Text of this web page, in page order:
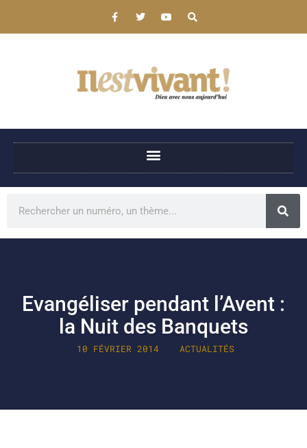
Evangéliser pendant l’Avent :
la Nuit des Banquets
10 FÉVRIER 2014 ACTUALITÉS